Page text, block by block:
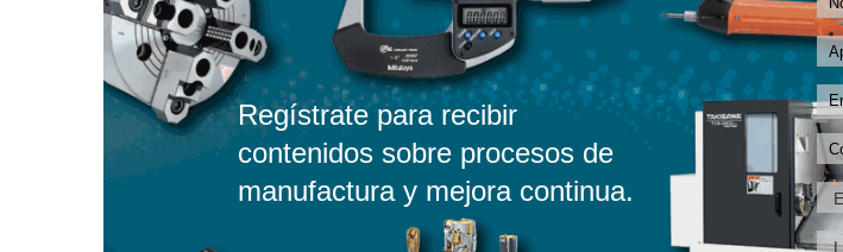
Regístrate para recibir
contenidos sobre procesos de
manufactura y mejora continua.